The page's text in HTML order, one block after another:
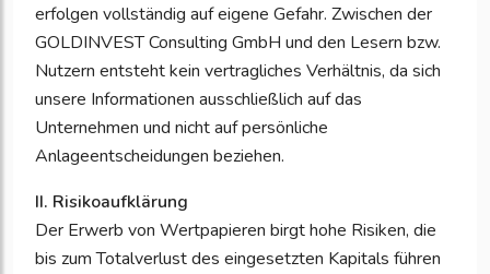
erfolgen vollständig auf eigene Gefahr. Zwischen der
GOLDINVEST Consulting GmbH und den Lesern bzw.
Nutzern entsteht kein vertragliches Verhältnis, da sich
unsere Informationen ausschließlich auf das
Unternehmen und nicht auf persönliche
Anlageentscheidungen beziehen.
II. Risikoaufklärung
Der Erwerb von Wertpapieren birgt hohe Risiken, die
bis zum Totalverlust des eingesetzten Kapitals führen